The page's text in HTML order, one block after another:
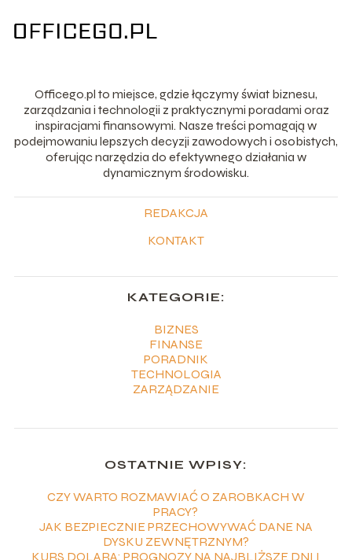
Officego.pl to miejsce, gdzie łączymy świat biznesu,
zarządzania i technologii z praktycznymi poradami oraz
inspiracjami finansowymi. Nasze treści pomagają w
podejmowaniu lepszych decyzji zawodowych i osobistych,
oferując narzędzia do efektywnego działania w
dynamicznym środowisku.
REDAKCJA
KONTAKT
KATEGORIE:
BIZNES
FINANSE
PORADNIK
TECHNOLOGIA
ZARZĄDZANIE
OSTATNIE WPISY:
CZY WARTO ROZMAWIAĆ O ZAROBKACH W
PRACY?
JAK BEZPIECZNIE PRZECHOWYWAĆ DANE NA
DYSKU ZEWNĘTRZNYM?
KURS DOLARA: PROGNOZY NA NAJBLIŻSZE DNI I